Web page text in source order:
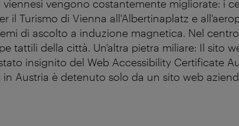
vengono costantemente migliorate: i
il Turismo di Vienna all'Albertinaplatz e
di ascolto a induzione magnetica. Nel
tattili della città. Un'altra pietra miliare: Il sito
insignito del Web Accessibility Certificate
Austria è detenuto solo da un sito web